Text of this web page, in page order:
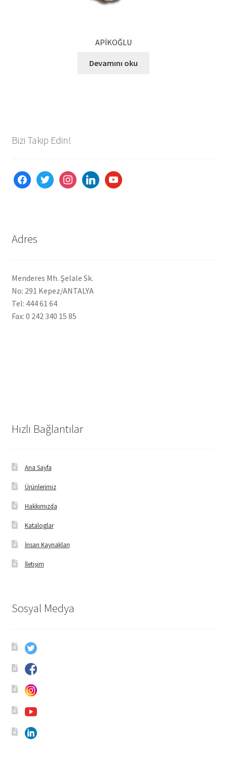
APİKOĞLU
Devamını oku
Bizi Takip Edin!
facebooktwitter instagramlinkedinyoutube
Adres
Menderes Mh. Şelale Sk.
No: 291 Kepez/ANTALYA
Tel: 444 61 64
Fax: 0 242 340 15 85
Hızlı Bağlantılar
Ana Sayfa
Ürünlerimiz
Hakkımızda
Kataloglar
İnsan Kaynakları
İletişim
Sosyal Medya